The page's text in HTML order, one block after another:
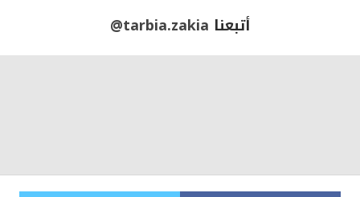
أتبعنا @tarbia.zakia